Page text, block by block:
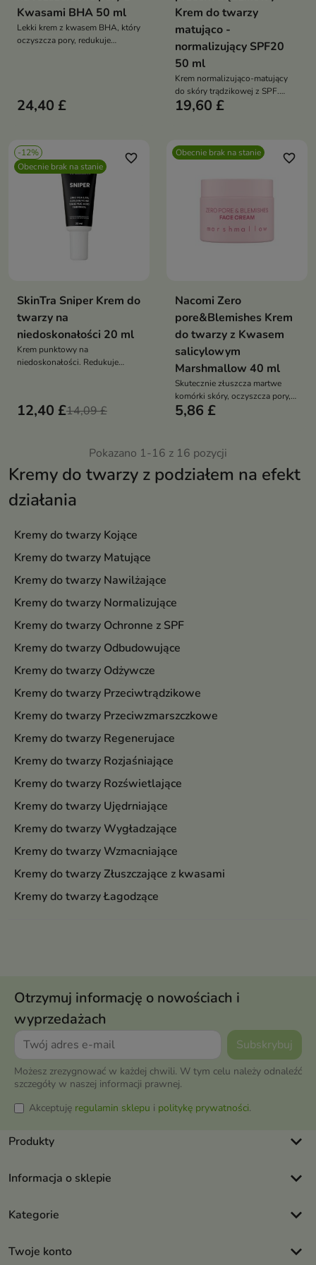
Kremy do twarzy z podziałem na efekt
działania
Kremy do twarzy Kojące
Kremy do twarzy Matujące
Kremy do twarzy Nawilżające
Kremy do twarzy Normalizujące
Kremy do twarzy Ochronne z SPF
Kremy do twarzy Odbudowujące
Kremy do twarzy Odżywcze
Kremy do twarzy Przeciwtrądzikowe
Kremy do twarzy Przeciwzmarszczkowe
Kremy do twarzy Regenerujace
Kremy do twarzy Rozjaśniające
Kremy do twarzy Rozświetlające
Kremy do twarzy Ujędrniające
Kremy do twarzy Wygładzające
Kremy do twarzy Wzmacniające
Kremy do twarzy Złuszczające z kwasami
Kremy do twarzy Łagodzące
Kwasami BHA 50 ml
Lekki krem z kwasem BHA, który
oczyszcza pory, redukuje
24,40 £
Krem do twarzy
matująco -
normalizujący SPF20
50 ml
Krem normalizująco-matujący
do skóry trądzikowej z SPF.
Reguluje sebum, zwęża pory,
19,60 £
-12%
Obecnie brak na stanie
favorite_border
SkinTra Sniper Krem do
twarzy na
niedoskonałości 20 ml
Krem punktowy na
niedoskonałości. Redukuje
12,40 £14,09 £
Obecnie brak na stanie favorite_border
Nacomi Zero
pore&Blemishes Krem
do twarzy z Kwasem
salicylowym
Marshmallow 40 ml
Skutecznie złuszcza martwe
komórki skóry, oczyszcza pory,
redukuje zmiany trądzikowe i
5,86 £
Pokazano 1-16 z 16 pozycji
Otrzymuj informację o nowościach i
wyprzedażach
Możesz zrezygnować w każdej chwili. W tym celu należy odnaleźć
szczegóły w naszej informacji prawnej.
Akceptuję regulamin sklepu i politykę prywatności.
Produkty keyboard_arrow_down
Informacja o sklepie keyboard_arrow_down
Kategorie keyboard_arrow_down
Twoje konto keyboard_arrow_down